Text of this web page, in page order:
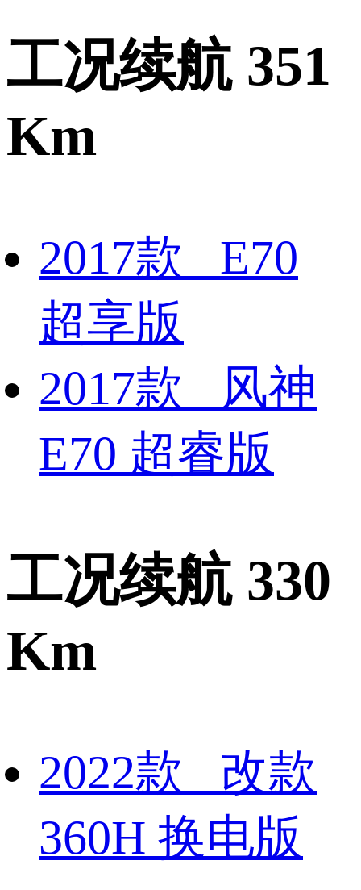
工况续航 351
Km
2017款 E70
超享版
2017款 风神
E70 超睿版
工况续航 330
Km
2022款 改款
360H 换电版